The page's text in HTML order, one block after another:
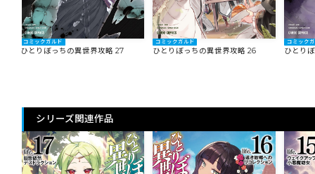
コミックガルド
ひとりぼっちの異世界攻略 27
コミックガルド
ひとりぼっちの異世界攻略 26
コミック
ひとり
シリーズ関連作品